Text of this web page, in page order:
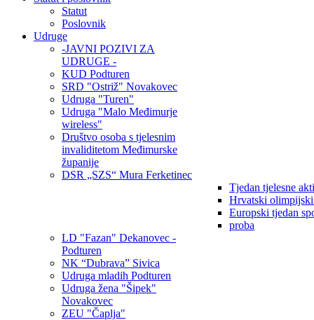
Statut
Poslovnik
Udruge
-JAVNI POZIVI ZA
UDRUGE -
KUD Podturen
SRD "Ostriž" Novakovec
Udruga "Turen"
Udruga "Malo Međimurje
wireless"
Društvo osoba s tjelesnim
invaliditetom Međimurske
županije
DSR „SZS“ Mura Ferketinec
Tjedan tjelesne
Hrvatski
Europski tjedan
proba
LD "Fazan" Dekanovec -
Podturen
NK “Dubrava” Sivica
Udruga mladih Podturen
Udruga žena "Šipek"
Novakovec
ZEU "Čaplja"